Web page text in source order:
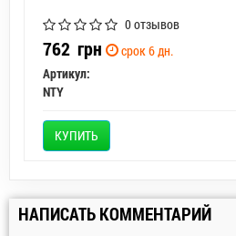
0 отзывов
762 грн
срок 6 дн.
Артикул:
NTY
КУПИТЬ
НАПИСАТЬ КОММЕНТАРИЙ